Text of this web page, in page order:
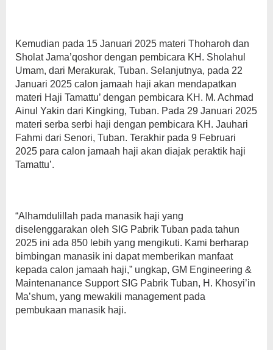
Kemudian pada 15 Januari 2025 materi Thoharoh dan
Sholat Jama’qoshor dengan pembicara KH. Sholahul
Umam, dari Merakurak, Tuban. Selanjutnya, pada 22
Januari 2025 calon jamaah haji akan mendapatkan
materi Haji Tamattu’ dengan pembicara KH. M. Achmad
Ainul Yakin dari Kingking, Tuban. Pada 29 Januari 2025
materi serba serbi haji dengan pembicara KH. Jauhari
Fahmi dari Senori, Tuban. Terakhir pada 9 Februari
2025 para calon jamaah haji akan diajak peraktik haji
Tamattu’.
“Alhamdulillah pada manasik haji yang
diselenggarakan oleh SIG Pabrik Tuban pada tahun
2025 ini ada 850 lebih yang mengikuti. Kami berharap
bimbingan manasik ini dapat memberikan manfaat
kepada calon jamaah haji,” ungkap, GM Engineering &
Maintenanance Support SIG Pabrik Tuban, H. Khosyi’in
Ma’shum, yang mewakili management pada
pembukaan manasik haji.